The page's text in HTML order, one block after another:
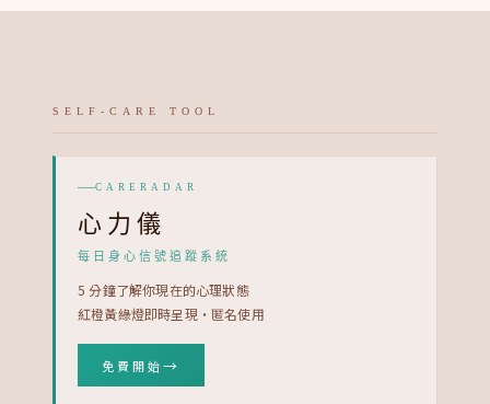
SELF-CARE TOOL
CARERADAR
心力儀
每日身心信號追蹤系統
5 分鐘了解你現在的心理狀態
紅橙黃綠燈即時呈現・匿名使用
免費開始→